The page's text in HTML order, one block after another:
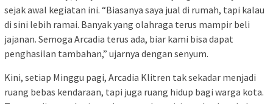
sejak awal kegiatan ini. “Biasanya saya jual di rumah, tapi kalau
di sini lebih ramai. Banyak yang olahraga terus mampir beli
jajanan. Semoga Arcadia terus ada, biar kami bisa dapat
penghasilan tambahan,” ujarnya dengan senyum.
Kini, setiap Minggu pagi, Arcadia Klitren tak sekadar menjadi
ruang bebas kendaraan, tapi juga ruang hidup bagi warga kota.